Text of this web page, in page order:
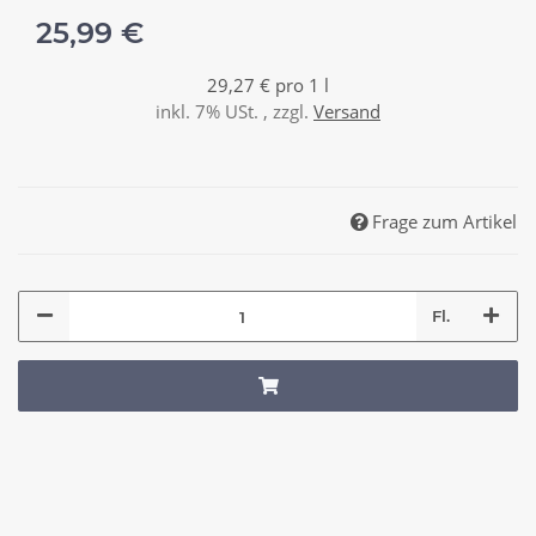
25,99 €
29,27 € pro 1 l
inkl. 7% USt. , zzgl. Versand
Frage zum Artikel
Fl.